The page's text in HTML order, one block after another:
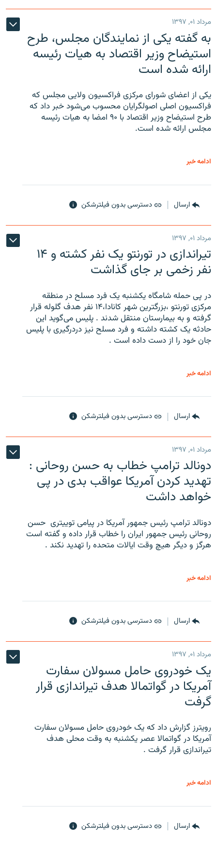
مرداد ۰۱, ۱۳۹۷
به گفته یکی از نمایندگان مجلس، طرح
استیضاح وزیر اقتصاد به هیات رئیسه
ارائه شده است
یکی از اعضای شورای مرکزی فراکسیون ولایی مجلس که
فراکسیون اصلی اصولگرایان محسوب می‌شود خبر داد که
طرح استیضاح وزیر اقتصاد با ۹۰ امضا به هیات رئیسه
مجلس ارائه شده است.
ادامه خبر
ارسال دسترسی بدون فیلترشکن
مرداد ۰۱, ۱۳۹۷
تیراندازی در تورنتو یک نفر کشته و ۱۴
نفر زخمی بر جای گذاشت
در پی حمله شامگاه یکشنبه یک فرد مسلح در منطقه
مرکزی تورنتو ،‌بزرگترین شهر کانادا،۱۴ نفر هدف گلوله قرار
گرفته و به بیمارستان منتقل شدند . پلیس می‌گوید این
حادثه یک کشته داشته و فرد مسلح نیز دردرگیری با پلیس
جان خود را از دست داده است .
ادامه خبر
ارسال دسترسی بدون فیلترشکن
مرداد ۰۱, ۱۳۹۷
دونالد ترامپ خطاب به حسن روحانی :
تهدید کردن آمریکا عواقب بدی در پی
خواهد داشت
دونالد ترامپ رئیس جمهور آمریکا در پیامی توییتری ‌ حسن
روحانی رئیس جمهور ایران را خطاب قرار داده و گفته است
هرگز و دیگر هیچ وقت ایالات متحده را تهدید نکند .
ادامه خبر
ارسال دسترسی بدون فیلترشکن
مرداد ۰۱, ۱۳۹۷
یک خودروی حامل مسولان سفارت
آمریکا در گواتمالا هدف تیراندازی قرار
گرفت
رویترز گزارش داد که یک خودروی حامل مسولان سفارت
آمریکا در گواتمالا عصر یکشنبه به وقت محلی هدف
تیراندازی قرار گرفت .
ادامه خبر
ارسال دسترسی بدون فیلترشکن